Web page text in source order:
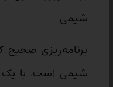
شیمی
برنامه‌ریزی صحیح
شیمی است. با یک